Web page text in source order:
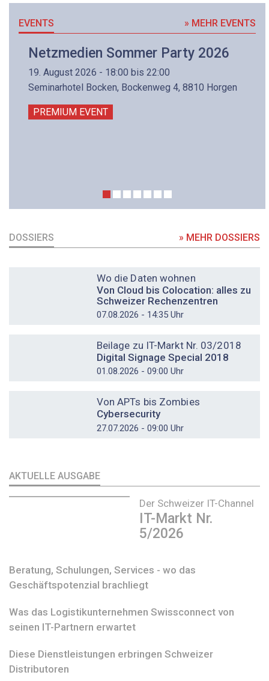
EVENTS » MEHR EVENTS
Netzmedien Sommer Party 2026
19. August 2026 - 18:00 bis 22:00
Seminarhotel Bocken, Bockenweg 4, 8810 Horgen
PREMIUM EVENT
DOSSIERS » MEHR DOSSIERS
Wo die Daten wohnen
Von Cloud bis Colocation: alles zu
Schweizer Rechenzentren
07.08.2026 - 14:35 Uhr
Beilage zu IT-Markt Nr. 03/2018
Digital Signage Special 2018
01.08.2026 - 09:00 Uhr
Von APTs bis Zombies
Cybersecurity
27.07.2026 - 09:00 Uhr
AKTUELLE AUSGABE
Der Schweizer IT-Channel
IT-Markt Nr.
5/2026
Beratung, Schulungen, Services - wo das
Geschäftspotenzial brachliegt
Was das Logistikunternehmen Swissconnect von
seinen IT-Partnern erwartet
Diese Dienstleistungen erbringen Schweizer
Distributoren